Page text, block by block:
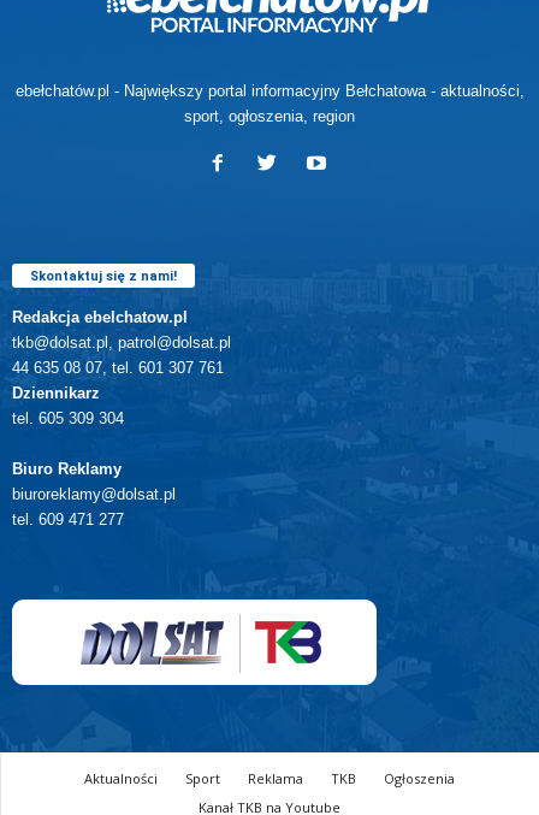
ebełchatów.pl - Największy portal informacyjny Bełchatowa - aktualności,
sport, ogłoszenia, region
Skontaktuj się z nami!
Redakcja ebelchatow.pl
tkb@dolsat.pl, patrol@dolsat.pl
44 635 08 07, tel. 601 307 761
Dziennikarz
tel. 605 309 304
Biuro Reklamy
biuroreklamy@dolsat.pl
tel. 609 471 277
Aktualności Sport Reklama TKB
Ogłoszenia
Kanał TKB na Youtube